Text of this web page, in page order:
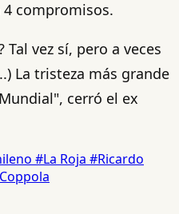
compromisos.
vez sí, pero a veces
La tristeza más grande
cerró el ex
#La Roja #Ricardo